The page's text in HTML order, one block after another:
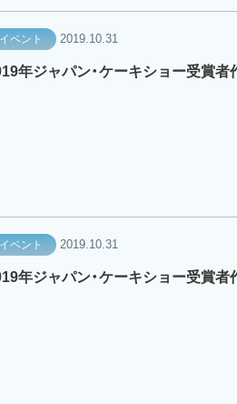
イベント 2019.10.31
年ジャパン・ケーキショー受賞者
イベント 2019.10.31
年ジャパン・ケーキショー受賞者